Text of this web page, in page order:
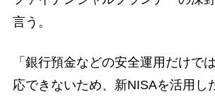
言う。
「銀行預金などの安全運用だけで
応できないため、新NISAを活用し